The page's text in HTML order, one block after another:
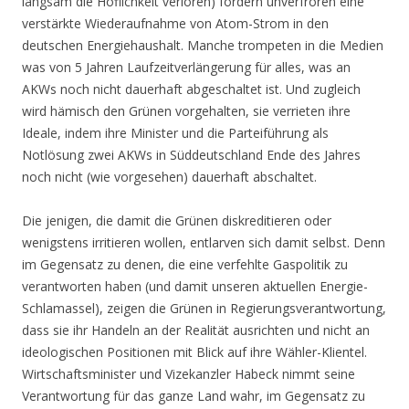
verstärkte Wiederaufnahme von Atom-Strom in den
deutschen Energiehaushalt. Manche trompeten in die Medien
was von 5 Jahren Laufzeitverlängerung für alles, was an
AKWs noch nicht dauerhaft abgeschaltet ist. Und zugleich
wird hämisch den Grünen vorgehalten, sie verrieten ihre
Ideale, indem ihre Minister und die Parteiführung als
Notlösung zwei AKWs in Süddeutschland Ende des Jahres
noch nicht (wie vorgesehen) dauerhaft abschaltet.
Die jenigen, die damit die Grünen diskreditieren oder
wenigstens irritieren wollen, entlarven sich damit selbst. Denn
im Gegensatz zu denen, die eine verfehlte Gaspolitik zu
verantworten haben (und damit unseren aktuellen Energie-
Schlamassel), zeigen die Grünen in Regierungsverantwortung,
dass sie ihr Handeln an der Realität ausrichten und nicht an
ideologischen Positionen mit Blick auf ihre Wähler-Klientel.
Wirtschaftsminister und Vizekanzler Habeck nimmt seine
Verantwortung für das ganze Land wahr, im Gegensatz zu